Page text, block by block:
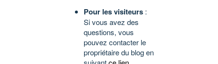
Pour les visiteurs :
Si vous avez des
questions, vous
pouvez contacter le
propriétaire du blog en